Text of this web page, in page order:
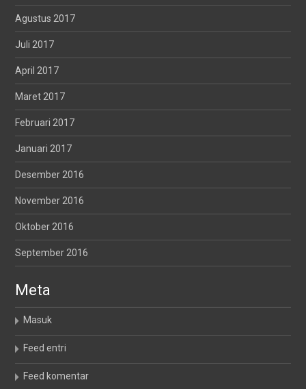
Agustus 2017
Juli 2017
April 2017
Maret 2017
Februari 2017
Januari 2017
Desember 2016
November 2016
Oktober 2016
September 2016
Meta
Masuk
Feed entri
Feed komentar